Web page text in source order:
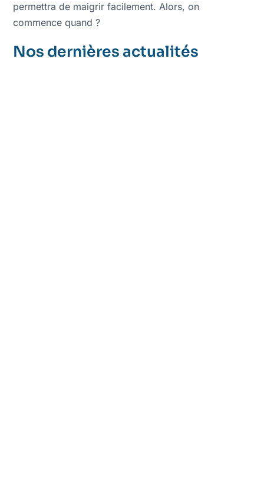
permettra de maigrir facilement. Alors, on
commence quand ?
Nos dernières actualités